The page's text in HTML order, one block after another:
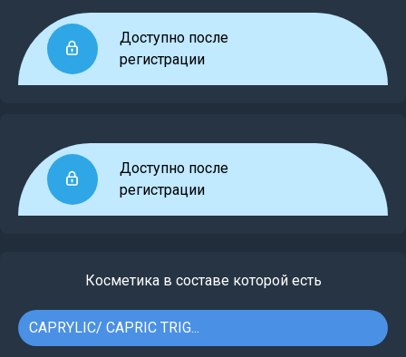
Доступно после
регистрации
Доступно после
регистрации
Косметика в составе которой есть
CAPRYLIC/ CAPRIC TRIG...